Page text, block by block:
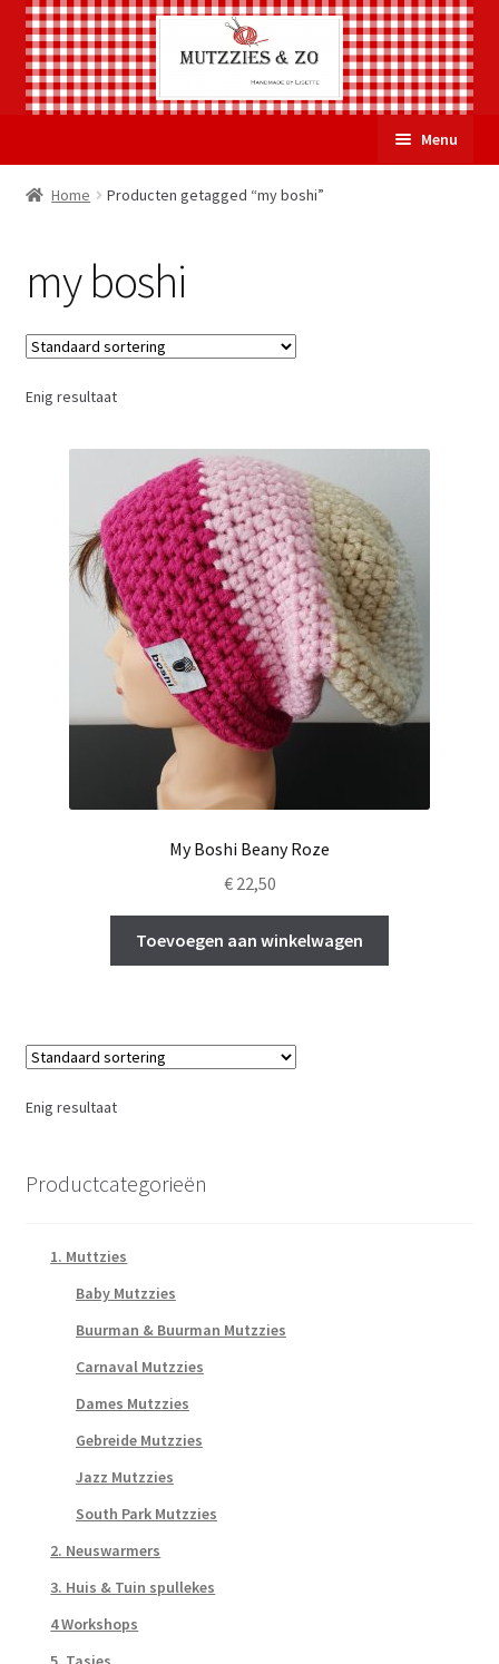
naar
de
Menu
Welkom
Gastenboek
Home Producten getagged “my boshi”
my boshi
Enig resultaat
My Boshi Beany Roze
€22,50
Toevoegen aan winkelwagen
Enig resultaat
Productcategorieën
1. Muttzies
Baby Mutzzies
Buurman & Buurman Mutzzies
Carnaval Mutzzies
Dames Mutzzies
Gebreide Mutzzies
Jazz Mutzzies
South Park Mutzzies
2. Neuswarmers
3. Huis & Tuin spullekes
4 Workshops